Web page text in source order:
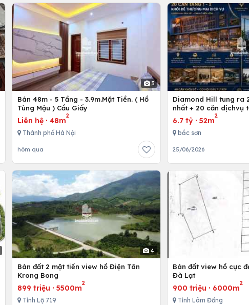
3
Bán 48m - 5 Tầng - 3.9m.Mặt Tiền. ( Hồ
Tùng Mậu ) Cầu Giấy
Liên hệ ·48m
2
Thành phố Hà Nội
hôm qua
Diamond Hill tung ra
nhất + 20 căn dịchvụ
ích
6.7 tỷ· 52m
2
bắc sơn
25/06/2026
4
Bán đất 2 mặt tiền view hồ Điện Tân
Krong Bong
899 triệu ·5500m
2
Tỉnh Lộ 719
Bán đất view hồ cực
Đà Lạt
900 triệu · 6000m
2
Tỉnh Lâm Đồng